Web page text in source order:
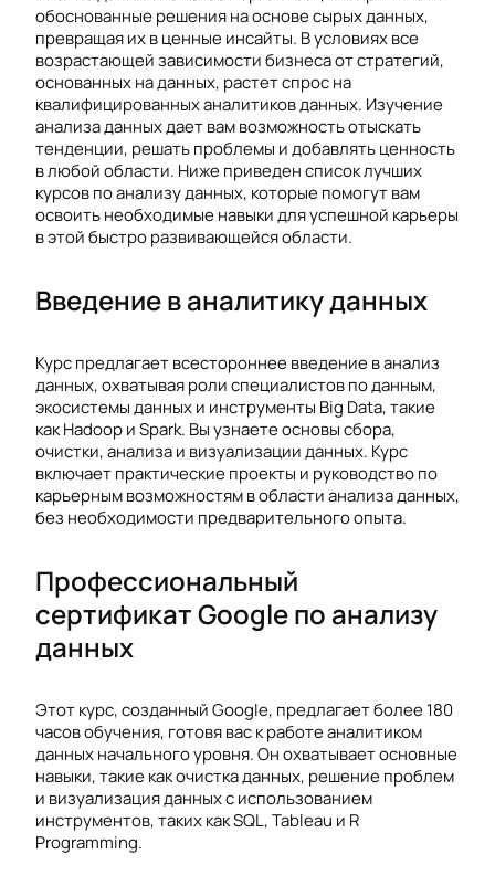
обоснованные решения на основе сырых данных,
превращая их в ценные инсайты. В условиях все
возрастающей зависимости бизнеса от стратегий,
основанных на данных, растет спрос на
квалифицированных аналитиков данных. Изучение
анализа данных дает вам возможность отыскать
тенденции, решать проблемы и добавлять ценность
в любой области. Ниже приведен список лучших
курсов по анализу данных, которые помогут вам
освоить необходимые навыки для успешной карьеры
в этой быстро развивающейся области.
Введение в аналитику данных
Курс предлагает всестороннее введение в анализ
данных, охватывая роли специалистов по данным,
экосистемы данных и инструменты Big Data, такие
как Hadoop и Spark. Вы узнаете основы сбора,
очистки, анализа и визуализации данных. Курс
включает практические проекты и руководство по
карьерным возможностям в области анализа данных,
без необходимости предварительного опыта.
Профессиональный
сертификат Google по анализу
данных
Этот курс, созданный Google, предлагает более 180
часов обучения, готовя вас к работе аналитиком
данных начального уровня. Он охватывает основные
навыки, такие как очистка данных, решение проблем
и визуализация данных с использованием
инструментов, таких как SQL, Tableau и R
Programming.